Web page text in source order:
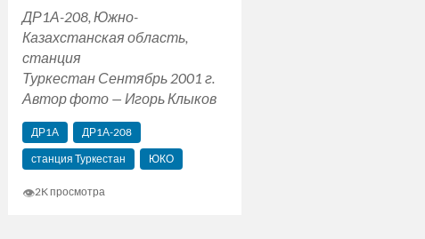
ДР1А-208, Южно-
Казахстанская область,
станция
Туркестан Сентябрь 2001 г.
Автор фото — Игорь Клыков
ДР1А
ДР1А-208
станция Туркестан
ЮКО
👁2K просмотра